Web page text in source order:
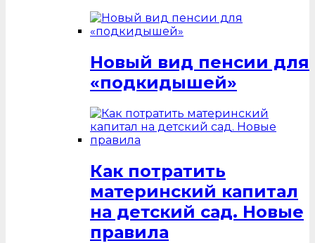
Новый вид пенсии для
«подкидышей»
Как потратить
материнский капитал
на детский сад. Новые
правила